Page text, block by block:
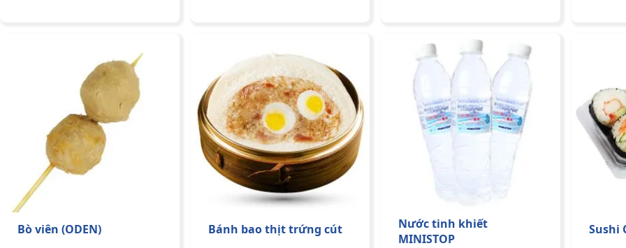
Bò viên (ODEN)
Bánh bao thịt trứng cút
Nước tinh khiết
MINISTOP
Sushi